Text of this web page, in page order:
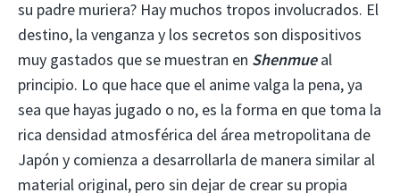
su padre muriera? Hay muchos tropos involucrados. El
destino, la venganza y los secretos son dispositivos
muy gastados que se muestran en Shenmueal
principio. Lo que hace que el anime valga la pena, ya
sea que hayas jugado o no, es la forma en que toma la
rica densidad atmosférica del área metropolitana de
Japón y comienza a desarrollarla de manera similar al
material original, pero sin dejar de crear su propia